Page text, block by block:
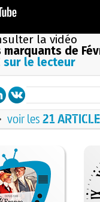
la vidéo
marquants de
sur le lecteur
voir les21